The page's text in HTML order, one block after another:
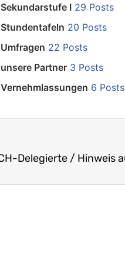
Sekundarstufe I 29 Posts
Stundentafeln 20 Posts
Umfragen 22 Posts
unsere Partner 3 Posts
Vernehmlassungen 6 Posts